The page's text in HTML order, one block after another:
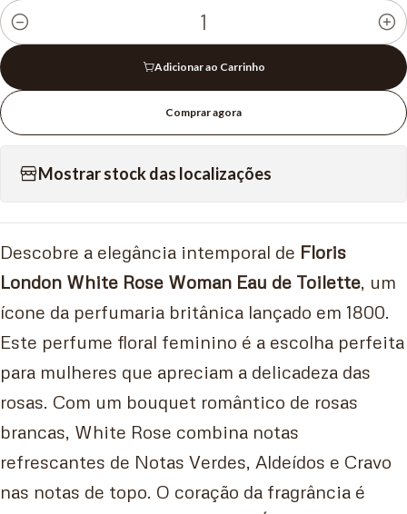
Quantidade
Adicionar ao Carrinho
Comprar agora
Mostrar stock das localizações
Descobre a elegância intemporal de Floris
London White Rose Woman Eau de Toilette, um
ícone da perfumaria britânica lançado em 1800.
Este perfume floral feminino é a escolha perfeita
para mulheres que apreciam a delicadeza das
rosas. Com um bouquet romântico de rosas
brancas, White Rose combina notas
refrescantes de Notas Verdes, Aldeídos e Cravo
nas notas de topo. O coração da fragrância é